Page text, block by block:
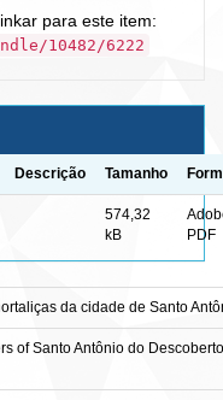
para este item:
10482/6222
Descrição Tamanho
574,32
kB
PDF
da cidade de Santo
of Santo Antônio do